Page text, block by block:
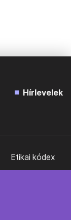
Hírlevelek
Etikai kódex